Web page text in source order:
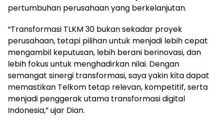
pertumbuhan perusahaan yang berkelanjutan.
“Transformasi TLKM 30 bukan sekadar proyek
perusahaan, tetapi pilihan untuk menjadi lebih cepat
mengambil keputusan, lebih berani berinovasi, dan
lebih fokus untuk menghadirkan nilai. Dengan
semangat sinergi transformasi, saya yakin kita dapat
memastikan Telkom tetap relevan, kompetitif, serta
menjadi penggerak utama transformasi digital
Indonesia,” ujar Dian.